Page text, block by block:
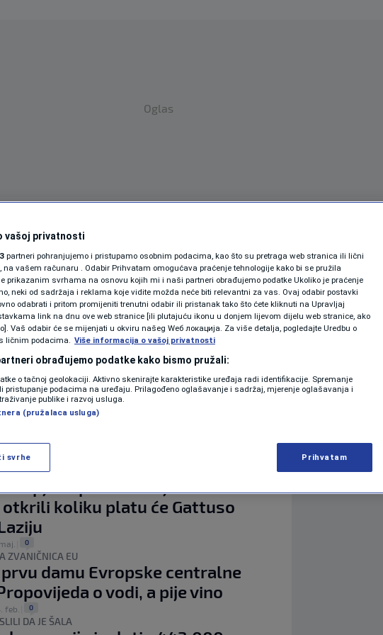
Oglas
SPORTSVIJETMAGAZIN
ZDRAVLJE
SHOWBIZ
KOLUMNE
PODCAST
VIRALNO
PROMO
VIDEO
otkrili sve detalje novog ugovora
sa Schalkeom: Kroz bonuse
još pola fiksne plate
| 0
selektori i koliko
Barbareza nema na listi, ali...
| 0
koliku platu će Gattuso
0
ZVANIČNICA EU
damu Evropske centralne
o vodi, a pije vino
feb. 0
DA JE ŠALA
vašoj privatnosti
partneri pohranjujemo i pristupamo osobnim podacima, kao što su pretraga web stranica ili lični
na vašem računaru . Odabir Prihvatam omogućava praćenje tehnologije kako bi se pružila
prikazanim svrhama na osnovu kojih mi i naši partneri obrađujemo podatke Ukoliko je praćenje
neki od sadržaja i reklama koje vidite možda neće biti relevantni za vas. Ovaj odabir postavki
odabrati i pritom promijeniti trenutni odabir ili pristanak tako što ćete kliknuti na Upravljaj
link na dnu ove web stranice [ili plutajuću ikonu u donjem lijevom dijelu web stranice, ako
Vaš odabir će se mijenjati u okviru našeg Wеб локација. Za više detalja, pogledajte Uredbu o
ličnim podacima. Više informacija o vašoj privatnosti
obrađujemo podatke kako bismo pružali:
o tačnoj geolokaciji. Aktivno skenirajte karakteristike uređaja radi identifikacije. Spremanje
pristupanje podacima na uređaju. Prilagođeno oglašavanje i sadržaj, mjerenje oglašavanja i
publike i razvoj usluga.
(pružalaca usluga)
svrhe Prihvatam